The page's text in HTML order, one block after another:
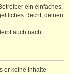
ein einfaches,
Recht, deinen
auch nach
er keine Inhalte